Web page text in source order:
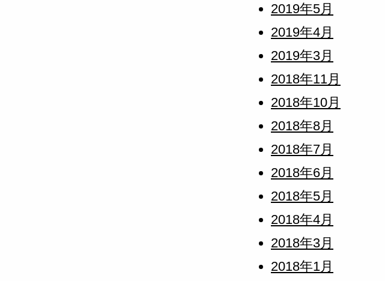
2019年5月
2019年4月
2019年3月
2018年11月
2018年10月
2018年8月
2018年7月
2018年6月
2018年5月
2018年4月
2018年3月
2018年1月